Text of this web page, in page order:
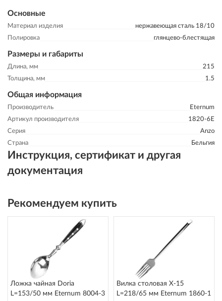
Основные
Материал изделия
нержавеющая сталь 18/10
Полировка
глянцево-блестящая
Размеры и габариты
Длина, мм
215
Толщина, мм
1.5
Общая информация
Производитель
Eternum
Артикул производителя
1820-6E
Серия
Anzo
Страна
Бельгия
Инструкция, сертификат и другая
документация
Рекомендуем купить
Ложка чайная Doria
L=153/50 мм Eternum 8004-3
Вилка столовая X-15
L=218/65 мм Eternum 1860-1